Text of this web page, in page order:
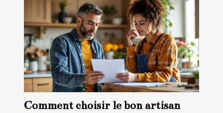
Comment choisir le bon artisan